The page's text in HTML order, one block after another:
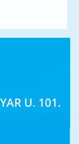
U. 101.